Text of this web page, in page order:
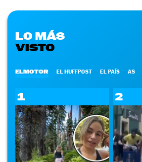
LO MÁS
VISTO
ELMOTOR EL HUFFPOST EL PAÍS AS
1 2